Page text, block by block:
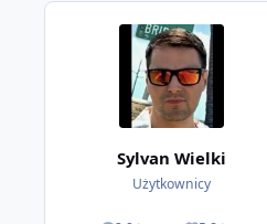
Sylvan Wielki
Użytkownicy